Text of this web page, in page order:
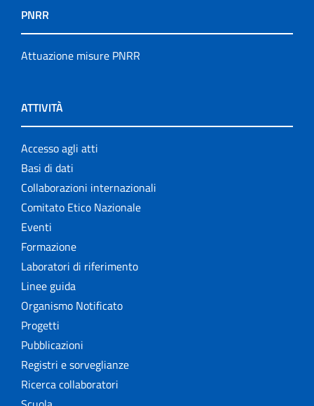
PNRR
Attuazione misure PNRR
ATTIVITÀ
Accesso agli atti
Basi di dati
Collaborazioni internazionali
Comitato Etico Nazionale
Eventi
Formazione
Laboratori di riferimento
Linee guida
Organismo Notificato
Progetti
Pubblicazioni
Registri e sorveglianze
Ricerca collaboratori